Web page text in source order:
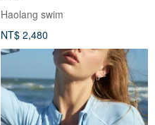
Haolang swim
NT$ 2,480